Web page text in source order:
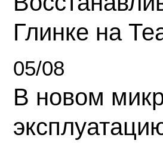
Глинке на
05/08
В новом